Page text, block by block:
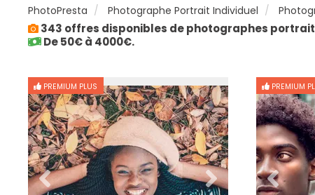
PhotoPresta Photographe Portrait Individuel
343 offres disponibles de photographes
De 50€ à 4000€.
PREMIUM PLUS PREMIUM